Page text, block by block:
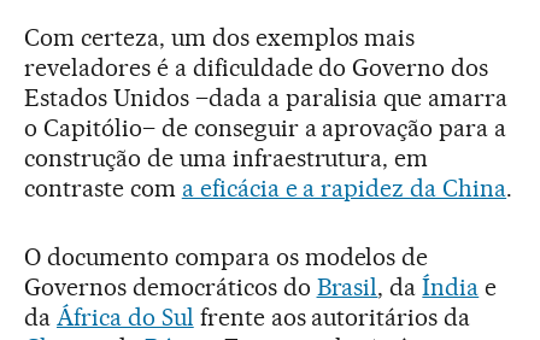
Com certeza, um dos exemplos mais
reveladores é a dificuldade do Governo dos
Estados Unidos –dada a paralisia que amarra
o Capitólio– de conseguir a aprovação para a
construção de uma infraestrutura, em
contraste com a eficácia e a rapidez da China.
O documento compara os modelos de
Governos democráticos do Brasil, daÍndia e
da África do Sul frente aos autoritários da